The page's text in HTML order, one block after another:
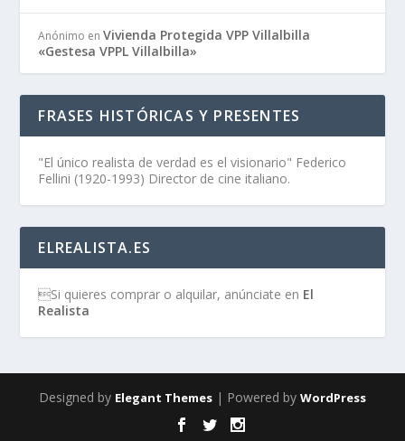
Anónimo enVivienda Protegida VPP Villalbilla
«Gestesa VPPL Villalbilla»
FRASES HISTÓRICAS Y PRESENTES
"El único realista de verdad es el visionario" Federico
Fellini (1920-1993) Director de cine italiano.
ELREALISTA.ES
Si quieres comprar o alquilar, anúnciate en El
Realista
Designed by Elegant Themes | Powered by WordPress